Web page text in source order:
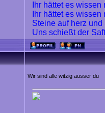
Ihr hättet es wissen
Ihr hättet es wissen
Steine auf herz und
Uns schießt der
Wir sind alle witzig ausser du